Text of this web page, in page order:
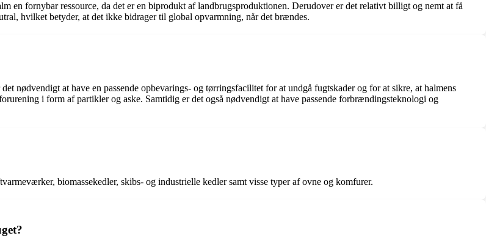
en fornybar ressource, da det er en biprodukt af landbrugsproduktionen. Derudover er det relativt billigt og nemt at få
hvilket betyder, at det ikke bidrager til global opvarmning, når det brændes.
nødvendigt at have en passende opbevarings- og tørringsfacilitet for at undgå fugtskader og for at sikre, at halmens
i form af partikler og aske. Samtidig er det også nødvendigt at have passende forbrændingsteknologi og
biomassekedler, skibs- og industrielle kedler samt visse typer af ovne og komfurer.